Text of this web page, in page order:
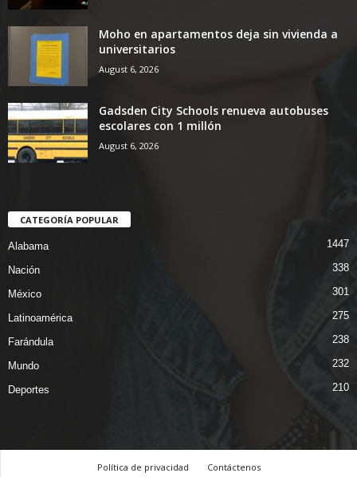
Moho en apartamentos deja sin vivienda a
universitarios
August 6, 2026
Gadsden City Schools renueva autobuses
escolares con 1 millón
August 6, 2026
CATEGORÍA POPULAR
Alabama 1447
Nación 338
México 301
Latinoamérica 275
Farándula 238
Mundo 232
Deportes 210
Política de privacidad Contáctenos